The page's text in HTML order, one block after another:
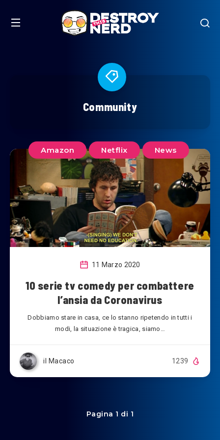
Community
Amazon Netflix News
11 Marzo 2020
10 serie tv comedy per combattere
l’ansia da Coronavirus
Dobbiamo stare in casa, ce lo stanno ripetendo in tutti i
modi, la situazione è tragica, siamo…
il Macaco 1239
Pagina 1 di 1